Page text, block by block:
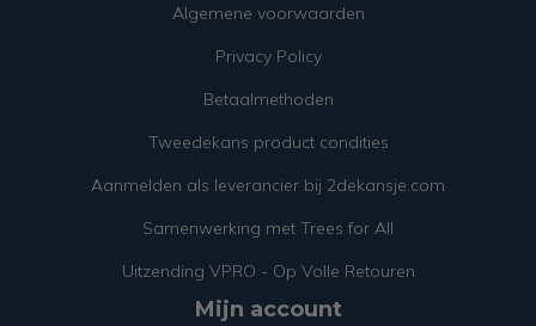
Algemene voorwaarden
Privacy Policy
Betaalmethoden
Tweedekans product condities
Aanmelden als leverancier bij 2dekansje.com
Samenwerking met Trees for All
Uitzending VPRO - Op Volle Retouren
Mijn account